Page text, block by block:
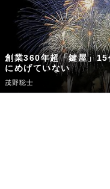
創業360年超「鍵屋」15
にめげていない
茂野聡士